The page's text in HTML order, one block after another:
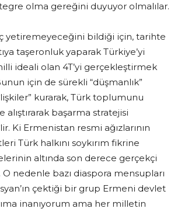
olma gereğini duyuyor olmalılar.
yetiremeyeceğini bildiği için, tarihte
taşeronluk yaparak Türkiye’yi
ideali olan 4T’yi gerçekleştirmek
için de sürekli “düşmanlık”
kurarak, Türk toplumunu
alıştırarak başarma stratejisi
Ki Ermenistan resmi ağızlarının
Türk halkını soykırım fikrine
altında son derece gerçekçi
nedenle bazı diaspora mensupları
çektiği bir grup Ermeni devlet
inanıyorum ama her milletin